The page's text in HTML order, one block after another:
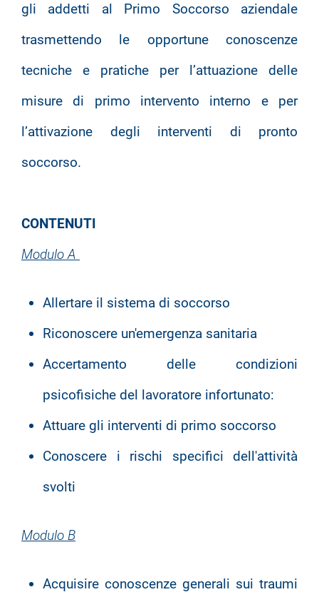
gli addetti al Primo Soccorso aziendale
trasmettendo le opportune conoscenze
tecniche e pratiche per l’attuazione delle
misure di primo intervento interno e per
l’attivazione degli interventi di pronto
soccorso.
CONTENUTI
Modulo A
Allertare il sistema di soccorso
Riconoscere un'emergenza sanitaria
Accertamento delle condizioni
psicofisiche del lavoratore infortunato:
Attuare gli interventi di primo soccorso
Conoscere i rischi specifici dell'attività
svolti
Modulo B
Acquisire conoscenze generali sui traumi